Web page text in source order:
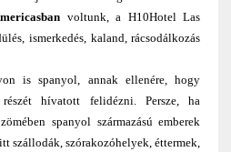
voltunk, a H10Hotel Las
ismerkedés, kaland, rácsodálkozás
is spanyol, annak ellenére, hogy
hívatott felidézni. Persze, ha
spanyol származású emberek
szállodák, szórakozóhelyek, éttermek,